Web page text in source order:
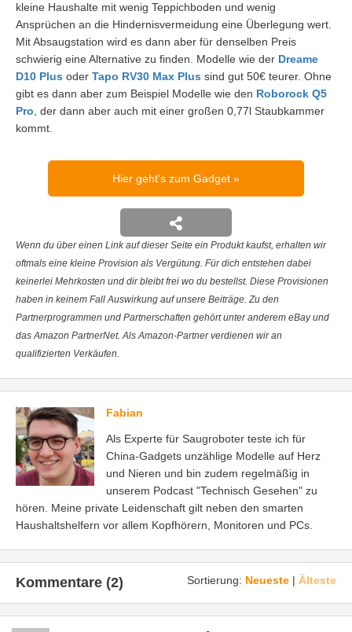
kleine Haushalte mit wenig Teppichboden und wenig
Ansprüchen an die Hindernisvermeidung eine Überlegung wert.
Mit Absaugstation wird es dann aber für denselben Preis
schwierig eine Alternative zu finden. Modelle wie der Dreame
D10 Plus oder Tapo RV30 Max Plus sind gut 50€ teurer. Ohne
gibt es dann aber zum Beispiel Modelle wie den Roborock Q5
Pro , der dann aber auch mit einer großen 0,77l Staubkammer
kommt.
Hier geht's zum Gadget
Wenn du über einen Link auf dieser Seite ein Produkt kaufst, erhalten wir
oftmals eine kleine Provision als Vergütung. Für dich entstehen dabei
keinerlei Mehrkosten und dir bleibt frei wo du bestellst. Diese Provisionen
haben in keinem Fall Auswirkung auf unsere Beiträge. Zu den
Partnerprogrammen und Partnerschaften gehört unter anderem eBay und
das Amazon PartnerNet. Als Amazon-Partner verdienen wir an
qualifizierten Verkäufen.
Fabian
Als Experte für Saugroboter teste ich für
China-Gadgets unzählige Modelle auf Herz
und Nieren und bin zudem regelmäßig in
unserem Podcast "Technisch Gesehen" zu
hören. Meine private Leidenschaft gilt neben den smarten
Haushaltshelfern vor allem Kopfhörern, Monitoren und PCs.
Sortierung: Neueste | Älteste
Kommentare (2)